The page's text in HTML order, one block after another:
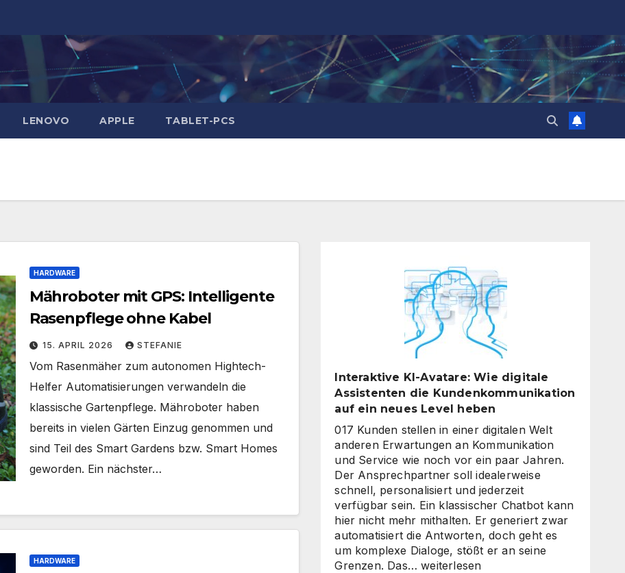
LENOVO APPLE TABLET-PCS
HARDWARE
Mähroboter mit GPS: Intelligente
Rasenpflege ohne Kabel
15. APRIL 2026 STEFANIE
Vom Rasenmäher zum autonomen Hightech-
Helfer Automatisierungen verwandeln die
klassische Gartenpflege. Mähroboter haben
bereits in vielen Gärten Einzug genommen und
sind Teil des Smart Gardens bzw. Smart Homes
geworden. Ein nächster…
HARDWARE
Interaktive KI-Avatare: Wie digitale
Assistenten die Kundenkommunikation
auf ein neues Level heben
017 Kunden stellen in einer digitalen Welt
anderen Erwartungen an Kommunikation
und Service wie noch vor ein paar Jahren.
Der Ansprechpartner soll idealerweise
schnell, personalisiert und jederzeit
verfügbar sein. Ein klassischer Chatbot kann
hier nicht mehr mithalten. Er generiert zwar
automatisiert die Antworten, doch geht es
um komplexe Dialoge, stößt er an seine
Grenzen. Das…Interaktive
weiterlesen